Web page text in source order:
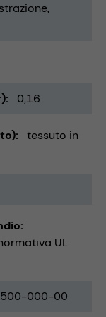
0,16
tessuto in
UL
000-00